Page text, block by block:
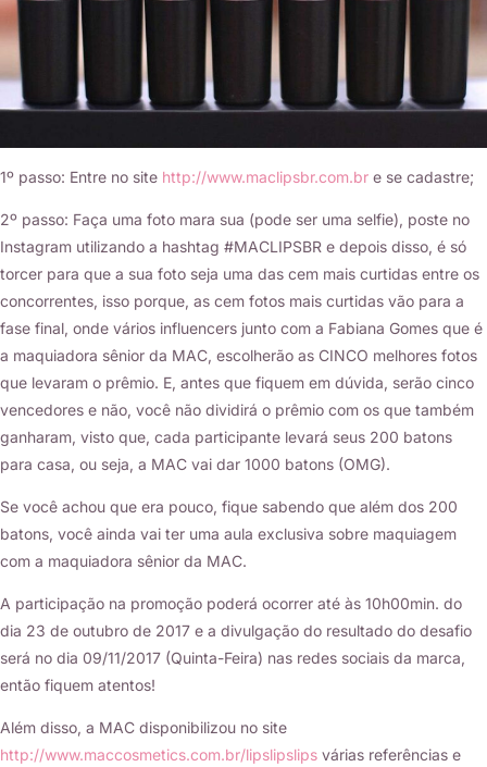
1º passo: Entre no site http://www.maclipsbr.com.br e se cadastre;
2º passo: Faça uma foto mara sua (pode ser uma selfie), poste no
Instagram utilizando a hashtag #MACLIPSBR e depois disso, é só
torcer para que a sua foto seja uma das cem mais curtidas entre os
concorrentes, isso porque, as cem fotos mais curtidas vão para a
fase final, onde vários influencers junto com a Fabiana Gomes que é
a maquiadora sênior da MAC, escolherão as CINCO melhores fotos
que levaram o prêmio. E, antes que fiquem em dúvida, serão cinco
vencedores e não, você não dividirá o prêmio com os que também
ganharam, visto que, cada participante levará seus 200 batons
para casa, ou seja, a MAC vai dar 1000 batons (OMG).
Se você achou que era pouco, fique sabendo que além dos 200
batons, você ainda vai ter uma aula exclusiva sobre maquiagem
com a maquiadora sênior da MAC.
A participação na promoção poderá ocorrer até às 10h00min. do
dia 23 de outubro de 2017 e a divulgação do resultado do desafio
será no dia 09/11/2017 (Quinta-Feira) nas redes sociais da marca,
então fiquem atentos!
Além disso, a MAC disponibilizou no site
http://www.maccosmetics.com.br/lipslipslips várias referências e